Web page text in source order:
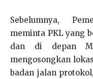
Sebelumnya,
meminta PKL yang
dan di depan
mengosongkan
badan jalan